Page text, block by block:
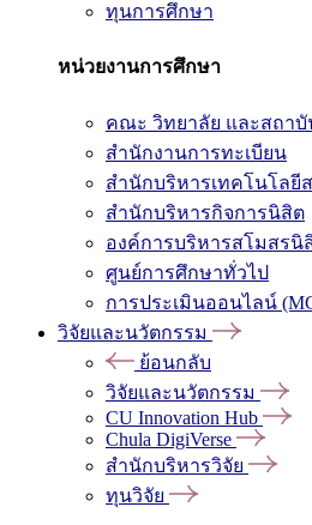
ทุนการศึกษา
หน่วยงานการศึกษา
คณะ วิทยาลัย และสถาบั
สำนักงานการทะเบียน
สำนักบริหารเทคโนโลยี
สำนักบริหารกิจการนิสิต
องค์การบริหารสโมสรนิ
ศูนย์การศึกษาทั่วไป
การประเมินออนไลน์
วิจัยและนวัตกรรม
ย้อนกลับ
วิจัยและนวัตกรรม
CU Innovation Hub
Chula DigiVerse
สำนักบริหารวิจัย
ทุนวิจัย